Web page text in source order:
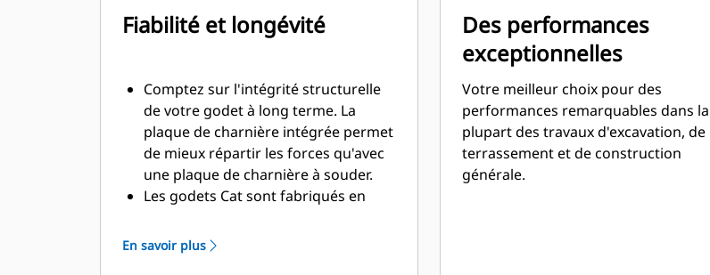
rapidement. La forme et les barres
latérales du godet permettent une
rétention optimale des matériaux
Fiabilité et longévité
Comptez sur l'intégrité structurelle
de votre godet à long terme. La
plaque de charnière intégrée permet
de mieux répartir les forces qu'avec
une plaque de charnière à souder.
Les godets Cat sont fabriqués en
sont résistants à l'abrasion, en
particulier pour les composants
En savoir plus
Des performances
exceptionnelles
Votre meilleur choix pour des
performances remarquables dans la
plupart des travaux d'excavation, de
terrassement et de construction
générale.